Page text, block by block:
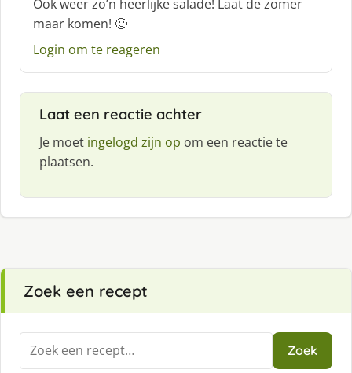
h
r
e
:
Ook weer zo’n heerlijke salade! Laat de zomer
maar komen! 🙂
Login om te reageren
Laat een reactie achter
Je moet ingelogd zijn op om een reactie te
plaatsen.
Zoek een recept
Zoeken
naar:
Zoek